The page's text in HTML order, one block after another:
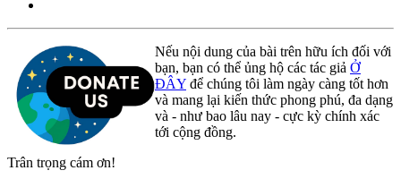
Nếu nội dung của bài trên hữu ích đối với
bạn, bạn có thể ủng hộ các tác giả Ở
ĐÂY để chúng tôi làm ngày càng tốt hơn
và mang lại kiến thức phong phú, đa dạng
và - như bao lâu nay - cực kỳ chính xác
tới cộng đồng.
Trân trọng cám ơn!